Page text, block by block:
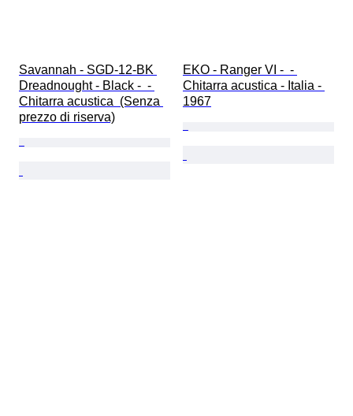
Savannah - SGD-12-BK
Dreadnought - Black -  -
Chitarra acustica  (Senza
prezzo di riserva)
EKO - Ranger VI -  -
Chitarra acustica - Italia -
1967